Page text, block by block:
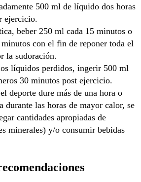
500 ml de líquido dos horas
ejercicio.
beber 250 ml cada 15 minutos o
con el fin de reponer toda el
la sudoración.
líquidos perdidos, ingerir 500 ml
30 minutos post ejercicio.
deporte dure más de una hora o
durante las horas de mayor calor, se
cantidades apropiadas de
minerales) y/o consumir bebidas